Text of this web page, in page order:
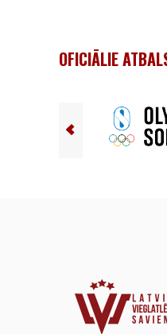
OFICIĀLIE